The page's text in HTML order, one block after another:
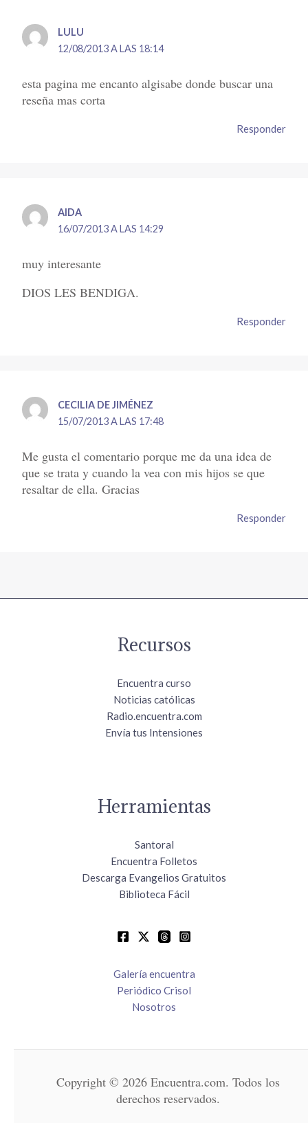
LULU
12/08/2013 A LAS 18:14
esta pagina me encanto algisabe donde buscar una
reseña mas corta
Responder
AIDA
16/07/2013 A LAS 14:29
muy interesante
DIOS LES BENDIGA.
Responder
CECILIA DE JIMÉNEZ
15/07/2013 A LAS 17:48
Me gusta el comentario porque me da una idea de
que se trata y cuando la vea con mis hijos se que
resaltar de ella. Gracias
Responder
Recursos
Encuentra curso
Noticias católicas
Radio.encuentra.com
Envía tus Intensiones
Herramientas
Santoral
Encuentra Folletos
Descarga Evangelios Gratuitos
Biblioteca Fácil
Galería encuentra
Periódico Crisol
Nosotros
Copyright © 2026 Encuentra.com. Todos los
derechos reservados.